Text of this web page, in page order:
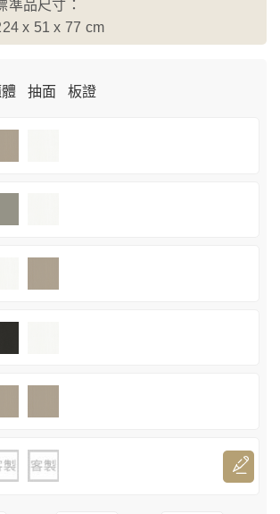
準品尺寸：
x 51 x 77 cm
抽面 板證